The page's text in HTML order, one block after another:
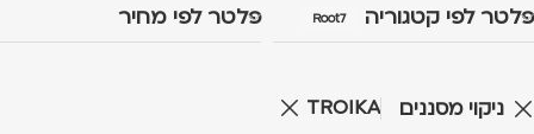
פלטר לפי קטגוריה Root7 פלטר לפי מחיר
ניקוי מסננים TROIKA